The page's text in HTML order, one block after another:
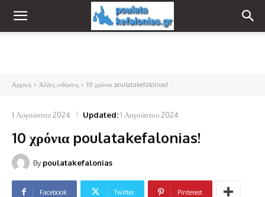
Αρχική Άλλες ειδήσεις 10 χρόνια poulatakefalonias!
1 Αυγούστου 2024 Updated:1 Αυγούστου 2024
10 χρόνια poulatakefalonias!
By poulatakefalonias
Facebook Twitter Pinterest